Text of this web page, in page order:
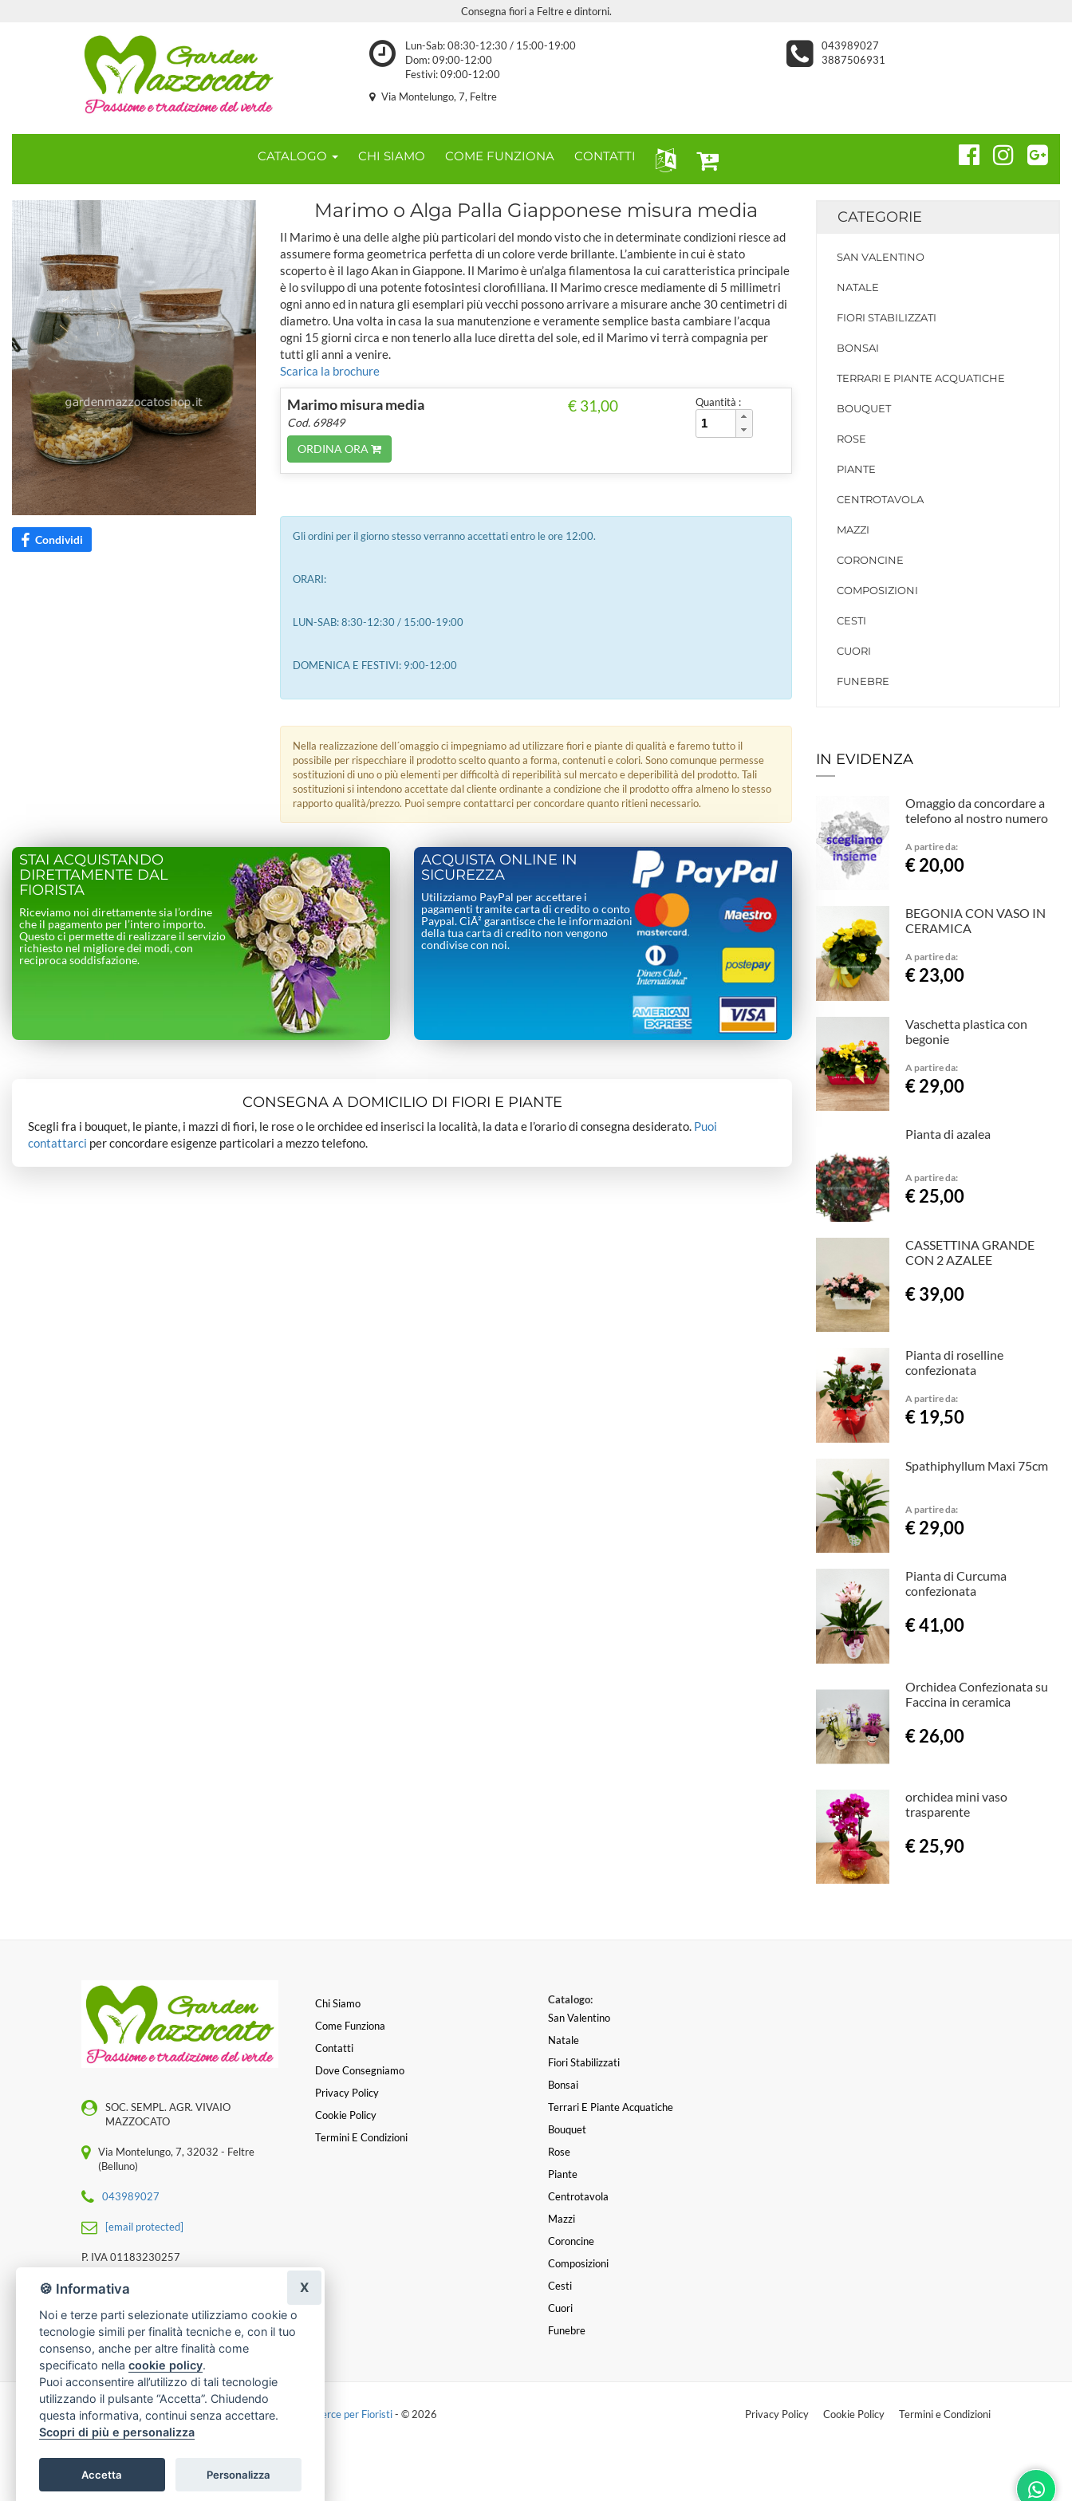
Consegna fiori a Feltre e dintorni.
Lun-Sab: 08:30-12:30 / 15:00-19:00
Dom: 09:00-12:00
Festivi: 09:00-12:00
043989027
3887506931
Via Montelungo, 7, Feltre
CATALOGO CHI SIAMO COME FUNZIONA CONTATTI
Condividi
Marimo o Alga Palla Giapponese misura media
Il Marimo è una delle alghe più particolari del mondo visto che in determinate condizioni riesce ad
assumere forma geometrica perfetta di un colore verde brillante. L’ambiente in cui è stato
scoperto è il lago Akan in Giappone. Il Marimo è un’alga filamentosa la cui caratteristica principale
è lo sviluppo di una potente fotosintesi clorofilliana. Il Marimo cresce mediamente di 5 millimetri
ogni anno ed in natura gli esemplari più vecchi possono arrivare a misurare anche 30 centimetri di
diametro. Una volta in casa la sua manutenzione e veramente semplice basta cambiare l’acqua
ogni 15 giorni circa e non tenerlo alla luce diretta del sole, ed il Marimo vi terrà compagnia per
tutti gli anni a venire.
Scarica la brochure
Marimo misura media
Cod. 69849
ORDINA ORA
€ 31,00 Quantità :
Gli ordini per il giorno stesso verranno accettati entro le ore 12:00.
ORARI:
LUN-SAB: 8:30-12:30 / 15:00-19:00
DOMENICA E FESTIVI: 9:00-12:00
Nella realizzazione dell´omaggio ci impegniamo ad utilizzare fiori e piante di qualità e faremo tutto il
possibile per rispecchiare il prodotto scelto quanto a forma, contenuti e colori. Sono comunque permesse
sostituzioni di uno o più elementi per difficoltà di reperibilità sul mercato e deperibilità del prodotto. Tali
sostituzioni si intendono accettate dal cliente ordinante a condizione che il prodotto offra almeno lo stesso
rapporto qualità/prezzo. Puoi sempre contattarci per concordare quanto ritieni necessario.
STAI ACQUISTANDO
DIRETTAMENTE DAL
FIORISTA
Riceviamo noi direttamente sia l’ordine
che il pagamento per l’intero importo.
Questo ci permette di realizzare il servizio
richiesto nel migliore dei modi, con
reciproca soddisfazione.
ACQUISTA ONLINE IN
SICUREZZA
Utilizziamo PayPal per accettare i
pagamenti tramite carta di credito o conto
Paypal. CiÃ² garantisce che le informazioni
della tua carta di credito non vengono
condivise con noi.
CONSEGNA A DOMICILIO DI FIORI E PIANTE
Scegli fra i bouquet, le piante, i mazzi di fiori, le rose o le orchidee ed inserisci la località, la data e l’orario di consegna desiderato. Puoi
contattarci per concordare esigenze particolari a mezzo telefono.
CATEGORIE
SAN VALENTINO
NATALE
FIORI STABILIZZATI
BONSAI
TERRARI E PIANTE ACQUATICHE
BOUQUET
ROSE
PIANTE
CENTROTAVOLA
MAZZI
CORONCINE
COMPOSIZIONI
CESTI
CUORI
FUNEBRE
IN EVIDENZA
Omaggio da concordare a
telefono al nostro numero
A partire da:
€ 20,00
BEGONIA CON VASO IN
CERAMICA
A partire da:
€ 23,00
Vaschetta plastica con
begonie
A partire da:
€ 29,00
Pianta di azalea
A partire da:
€ 25,00
CASSETTINA GRANDE
CON 2 AZALEE
€ 39,00
Pianta di roselline
confezionata
A partire da:
€ 19,50
Spathiphyllum Maxi 75cm
A partire da:
€ 29,00
Pianta di Curcuma
confezionata
€ 41,00
Orchidea Confezionata su
Faccina in ceramica
€ 26,00
orchidea mini vaso
trasparente
€ 25,90
SOC. SEMPL. AGR. VIVAIO
MAZZOCATO
Via Montelungo, 7, 32032 - Feltre
(Belluno)
043989027
[email protected]
P. IVA 01183230257
Chi Siamo
Come Funziona
Contatti
Dove Consegniamo
Privacy Policy
Cookie Policy
Termini E Condizioni
Catalogo:
San Valentino
Natale
Fiori Stabilizzati
Bonsai
Terrari E Piante Acquatiche
Bouquet
Rose
Piante
Centrotavola
Mazzi
Coroncine
Composizioni
Cesti
Cuori
Funebre
Made with byInfoser.it-Realizzazione Siti ecommerce per Fioristi- © 2026 Privacy Policy Cookie Policy Termini e Condizioni
🍪 Informativa
Noi e terze parti selezionate utilizziamo cookie o
tecnologie simili per finalità tecniche e, con il tuo
consenso, anche per altre finalità come
specificato nella cookie policy.
Puoi acconsentire all’utilizzo di tali tecnologie
utilizzando il pulsante “Accetta”. Chiudendo
questa informativa, continui senza accettare.
Scopri di più e personalizza
Accetta Personalizza
X